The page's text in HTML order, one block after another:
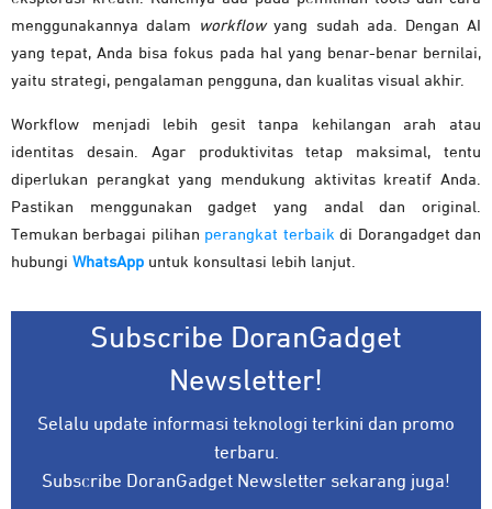
menggunakannya dalam
workflowyang sudah ada. Dengan AI
yang tepat, Anda bisa fokus pada hal yang benar-benar bernilai,
yaitu strategi, pengalaman pengguna, dan kualitas visual akhir.
Workflow menjadi lebih gesit tanpa kehilangan arah atau
identitas desain. Agar produktivitas tetap maksimal, tentu
diperlukan perangkat yang mendukung aktivitas kreatif Anda.
Pastikan menggunakan gadget yang andal dan original.
Temukan berbagai pilihan perangkat terbaikdi Dorangadget dan
hubungi WhatsApp untuk konsultasi lebih lanjut.
Subscribe DoranGadget
Newsletter!
Selalu update informasi teknologi terkini dan promo
terbaru.
Subscribe DoranGadget Newsletter sekarang juga!